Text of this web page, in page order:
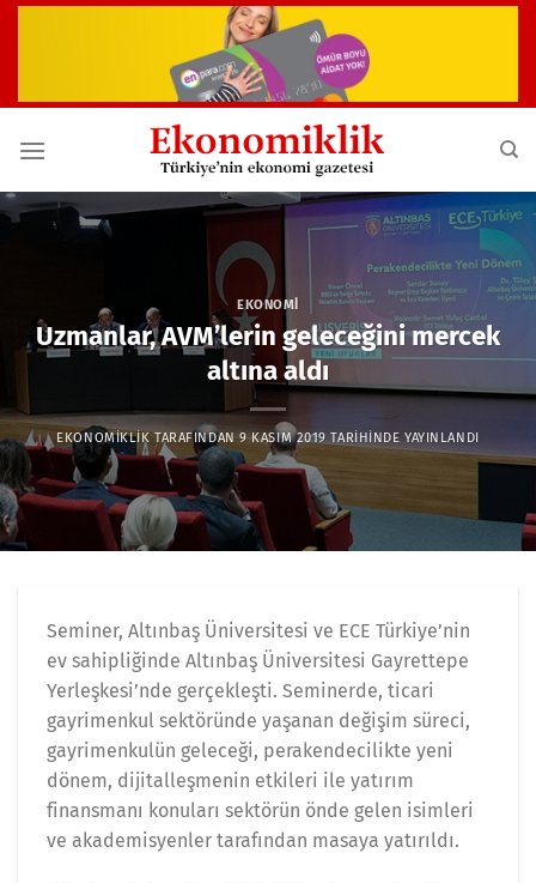
EKONOMI
Uzmanlar, AVM’lerin geleceğini mercek
altına aldı
EKONOMIKLIK TARAFINDAN 9 KASIM 2019TARIHINDE YAYINLANDI
Seminer, Altınbaş Üniversitesi ve ECE Türkiye’nin
ev sahipliğinde Altınbaş Üniversitesi Gayrettepe
Yerleşkesi’nde gerçekleşti. Seminerde, ticari
gayrimenkul sektöründe yaşanan değişim süreci,
gayrimenkulün geleceği, perakendecilikte yeni
dönem, dijitalleşmenin etkileri ile yatırım
finansmanı konuları sektörün önde gelen isimleri
ve akademisyenler tarafından masaya yatırıldı.